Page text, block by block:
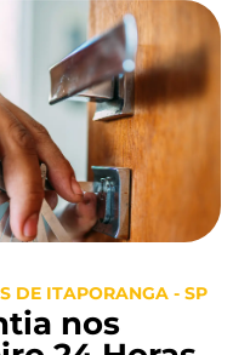
DE ITAPORANGA - SP
nos